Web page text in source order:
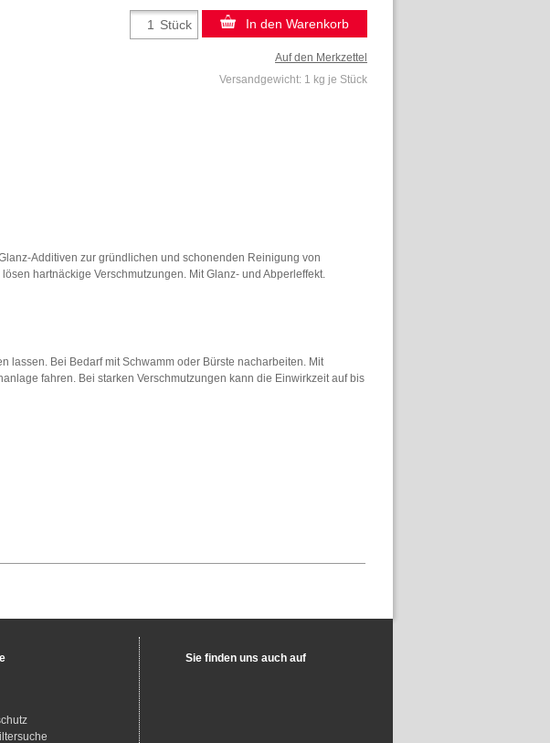
In den Warenkorb
Stück
Auf den Merkzettel
Versandgewicht: 1 kg je Stück
Additiven zur gründlichen und schonenden Reinigung von
hartnäckige Verschmutzungen. Mit Glanz- und Abperleffekt.
lassen. Bei Bedarf mit Schwamm oder Bürste nacharbeiten. Mit
fahren. Bei starken Verschmutzungen kann die Einwirkzeit auf bis
Sie finden uns auch auf